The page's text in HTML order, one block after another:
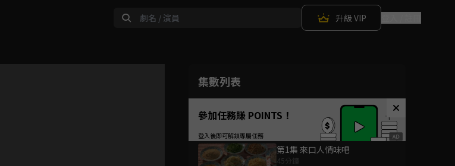
升級 VIP
集數列表
參加任務賺 POINTS！
第1集 來口人情味吧
45分鐘